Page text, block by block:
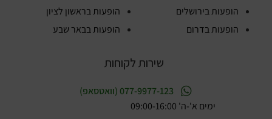
הופעות בירושלים
הופעות בדרום
הופעות בראשון לציון
הופעות בבאר שבע
שירות לקוחות
077-9977-123 (וואטסאפ)
ימים א'-ה' 09:00-16:00